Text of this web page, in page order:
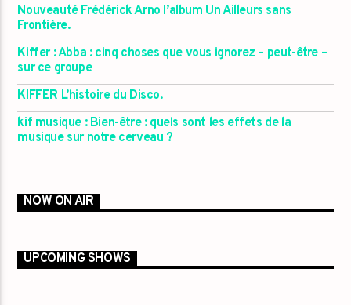
Nouveauté Frédérick Arno l’album Un Ailleurs sans
Frontière.
Kiffer : Abba : cinq choses que vous ignorez – peut-être –
sur ce groupe
KIFFER L’histoire du Disco.
kif musique : Bien-être : quels sont les effets de la
musique sur notre cerveau ?
NOW ON AIR
UPCOMING SHOWS